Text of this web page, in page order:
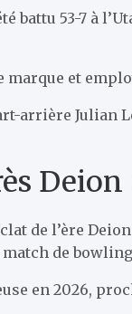
53-7 à
et
arrière
Deion
de l’ère
de
en 2026,